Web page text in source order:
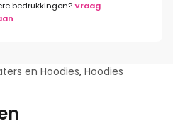
bedrukkingen?Vraag
en Hoodies, Hoodies